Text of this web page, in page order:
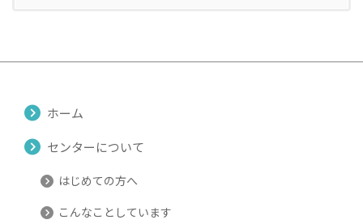
ホーム
センターについて
はじめての方へ
こんなことしています